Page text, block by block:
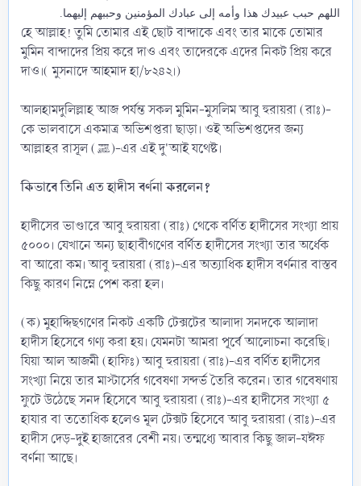
اللهم حبب عبيدك هذا وأمه إلى عبادك المؤمنين وحببهم إليهما.
হে আল্লাহ! তুমি তোমার এই ছোট বান্দাকে এবং তার মাকে তোমার
মুমিন বান্দাদের প্রিয় করে দাও এবং তাদেরকে এদের নিকট প্রিয় করে
দাও।( মুসনাদে আহমাদ হা/৮২৪২।)
আলহামদুলিল্লাহ আজ পর্যন্ত সকল মুমিন-মুসলিম আবু হুরায়রা (রাঃ)-
কে ভালবাসে একমাত্র অভিশপ্তরা ছাড়া। ওই অভিশপ্তদের জন্য
আল্লাহর রাসূল (ﷺ)-এর এই দু'আই যথেষ্ট।
কিভাবে তিনি এত হাদীস বর্ণনা করলেন?
হাদীসের ভাণ্ডারে আবু হুরায়রা (রাঃ) থেকে বর্ণিত হাদীসের সংখ্যা প্রায়
৫০০০। যেখানে অন্য ছাহাবীগণের বর্ণিত হাদীসের সংখ্যা তার অর্ধেক
বা আরো কম। আবু হুরায়রা (রাঃ)-এর অত্যাধিক হাদীস বর্ণনার বাস্তব
কিছু কারণ নিম্নে পেশ করা হল।
(ক) মুহাদ্দিছগণের নিকট একটি টেক্সটের আলাদা সনদকে আলাদা
হাদীস হিসেবে গণ্য করা হয়। যেমনটা আমরা পূর্বে আলোচনা করেছি।
যিয়া আল আজমী (হাফিঃ) আবু হুরায়রা (রাঃ)-এর বর্ণিত হাদীসের
সংখ্যা নিয়ে তার মাস্টার্সের গবেষণা সন্দর্ভ তৈরি করেন। তার গবেষণায়
ফুটে উঠেছে সনদ হিসেবে আবু হুরায়রা (রাঃ)-এর হাদীসের সংখ্যা ৫
হাযার বা ততোধিক হলেও মূল টেক্সট হিসেবে আবু হুরায়রা (রাঃ)-এর
হাদীস দেড়-দুই হাজারের বেশী নয়। তন্মধ্যে আবার কিছু জাল-যঈফ
বর্ণনা আছে।